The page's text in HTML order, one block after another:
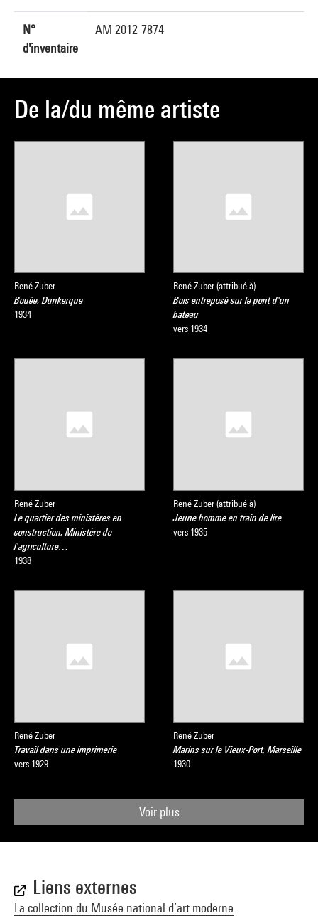
N°
d'inventaire
AM 2012-7874
De la/du même artiste
René Zuber
Bouée, Dunkerque
1934
René Zuber (attribué à)
Bois entreposé sur le pont d'un
bateau
vers 1934
René Zuber
Le quartier des ministères en
construction, Ministère de
l'agriculture…
1938
René Zuber (attribué à)
Jeune homme en train de lire
vers 1935
René Zuber
Travail dans une imprimerie
vers 1929
René Zuber
Marins sur le Vieux-Port, Marseille
1930
Voir plus
Liens externes
La collection du Musée national d’art moderne